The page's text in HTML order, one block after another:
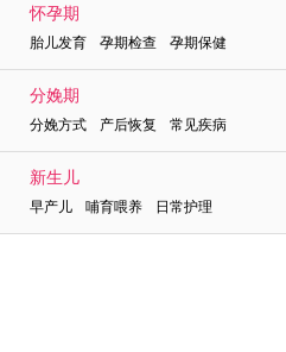
怀孕期
胎儿发育 孕期检查 孕期保健
分娩期
分娩方式 产后恢复 常见疾病
新生儿
早产儿 哺育喂养 日常护理